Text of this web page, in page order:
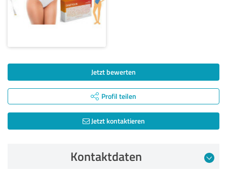
Jetzt bewerten
Profil teilen
Jetzt kontaktieren
Kontaktdaten